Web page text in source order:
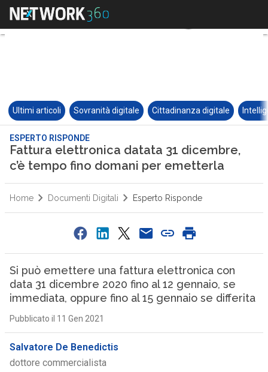
Ultimi articoli Sovranità digitale Cittadinanza digitale
ESPERTO RISPONDE
Fattura elettronica datata 31 dicembre,
c’è tempo fino domani per emetterla
Home Documenti Digitali Esperto Risponde
Si può emettere una fattura elettronica con
data 31 dicembre 2020 fino al 12 gennaio, se
immediata, oppure fino al 15 gennaio se differita
Pubblicato il 11 Gen 2021
Salvatore De Benedictis
dottore commercialista